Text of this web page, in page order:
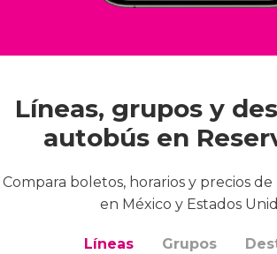
Líneas, grupos y
autobús en
Compara boletos, horarios y precios
en México y Estados
Líneas Grupos